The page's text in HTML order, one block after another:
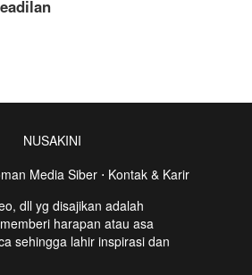
NUSAKINI
Media Siber⋅ Kontak & Karir
dll yg disajikan adalah
harapan atau asa
sehingga lahir inspirasi dan